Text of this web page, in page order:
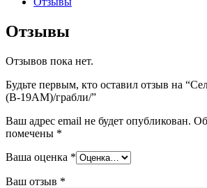
Отзывы
Отзывов пока нет.
Будьте первым, кто оставил отзыв на
(В-19АМ)/грабли/”
Ваш адрес email не будет опубликован.
помечены *
Ваша оценка *
Ваш отзыв *